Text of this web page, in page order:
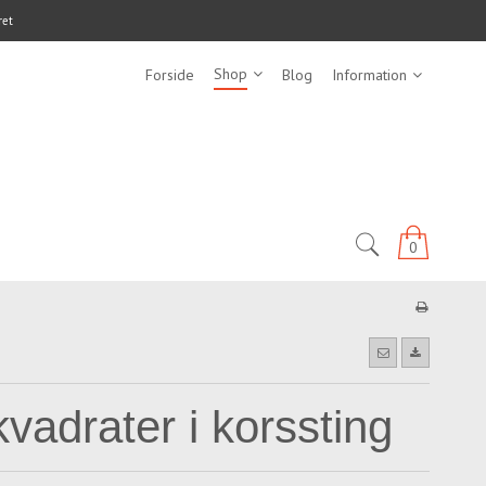
Forside Shop Blog Information
0
i korssting